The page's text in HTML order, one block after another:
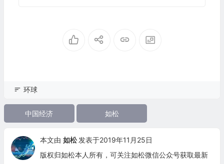
环球
中国经济 如松
本文由 如松 发表于2019年11月25日
版权归如松本人所有，可关注如松微信公众号获取最新